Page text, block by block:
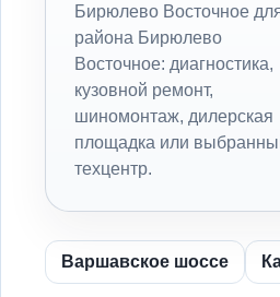
Бирюлево Восточное
района Бирюлево
Восточное: диагностика,
кузовной ремонт,
шиномонтаж, дилерская
площадка или
техцентр.
Варшавское шоссе